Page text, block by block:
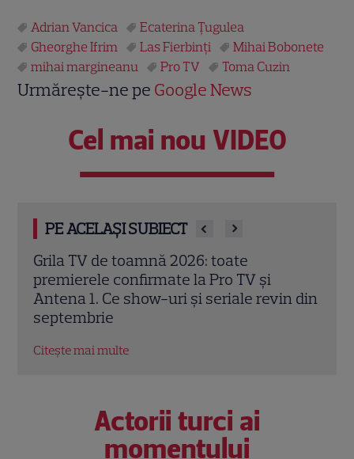
Adrian Vancica
Ecaterina Țugulea
Gheorghe Ifrim
Las Fierbinţi
Mihai Bobonete
mihai margineanu
Pro TV Toma Cuzin
Urmărește-ne pe Google News
Cel mai nou VIDEO
PE ACELAȘI SUBIECT
Schimbare majoră la „Vocea României”.
Sezonul 14 introduce Butonul „A doua
șansă” și un avantaj pentru Pavel Bartoș
Citește mai multe
Actorii turci ai
momentului